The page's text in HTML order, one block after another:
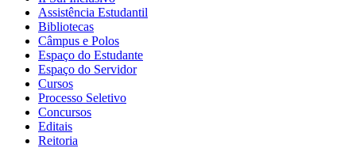
Assistência Estudantil
Bibliotecas
Câmpus e Polos
Espaço do Estudante
Espaço do Servidor
Cursos
Processo Seletivo
Concursos
Editais
Reitoria